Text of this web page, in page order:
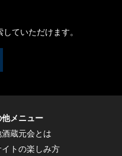
ていただけます。
他メニュー
酒蔵元会とは
イトの楽しみ方